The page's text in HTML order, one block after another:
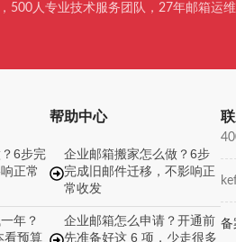
500人专业技术服务团队，27年邮箱运
6步完
正常
年？
看预算
帮助中心
企业邮箱搬家怎么做？6步
完成旧邮件迁移，不影响正
常收发
企业邮箱怎么申请？开通前
先准备好这 6 项，少走很多
备